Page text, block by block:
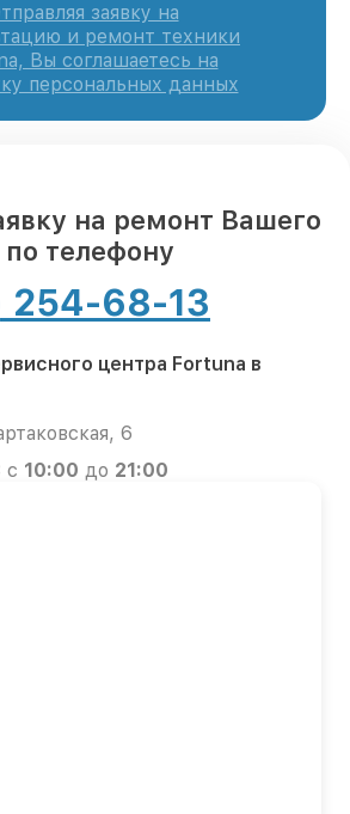
заявку на
и ремонт техники
Вы соглашаетесь на
персональных данных
на ремонт Вашего
телефону
254-68-13
центра Fortuna в
6
с 10:00 до 21:00